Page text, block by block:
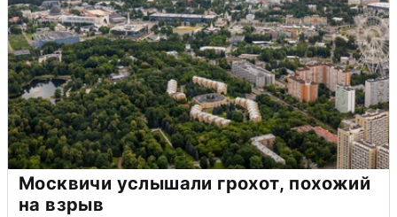
Москвичи услышали грохот, похожий
на взрыв